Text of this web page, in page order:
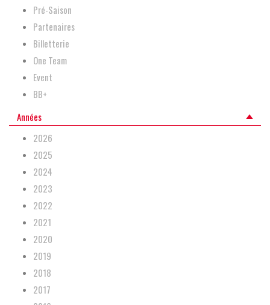
Pré-Saison
Partenaires
Billetterie
One Team
Event
BB+
Années
2026
2025
2024
2023
2022
2021
2020
2019
2018
2017